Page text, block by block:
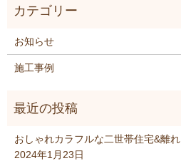
お知らせ
施工事例
おしゃれカラフルな二世帯住宅&離れ
2024年1月23日